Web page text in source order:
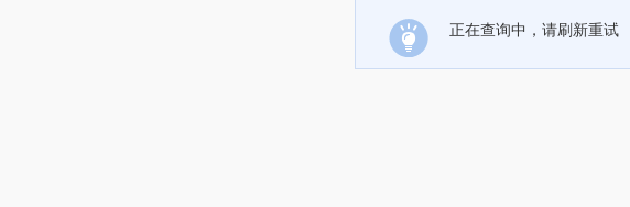
正在查询中，请刷新重试